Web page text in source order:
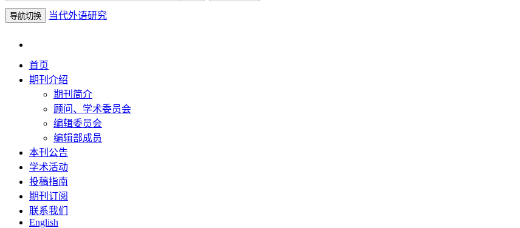
导航切换 当代外语研究
首页
期刊介绍
期刊简介
顾问、学术委员会
编辑委员会
编辑部成员
本刊公告
学术活动
投稿指南
期刊订阅
联系我们
English